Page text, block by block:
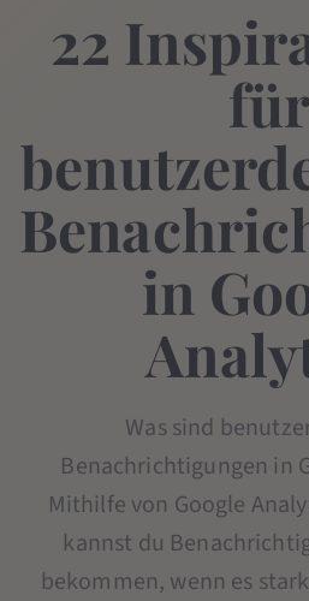
22
für
in
Was sind
Benachrichtigungen in
Mithilfe von Google
kannst du
bekommen, wenn es